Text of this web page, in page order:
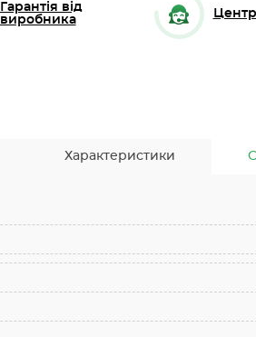
Гарантія від
виробника
Характеристики